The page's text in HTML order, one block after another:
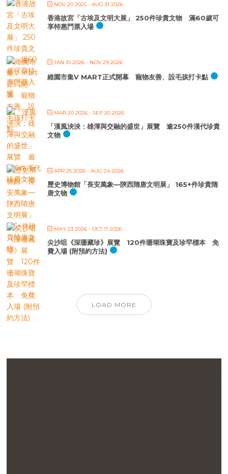
NOV 20 2025 - AUG 31 2026
香港故宮「古埃及文明大展」 250件珍貴文物 滿60歲可
享特惠門票入場
JAN 10 2026 - NOV 29 2026
維園市集V MART正式開幕 寵物友善、設毛孩打卡點
MAR 20 2026 - SEP 20 2026
「漢風泱泱：雄渾與交融的盛世」展覽 逾250件漢代珍貴
文物
APR 25 2026 - AUG 24 2026
歷史博物館「長安萬象—陝西隋唐文明展」 165+件珍貴隋
唐文物
MAY 23 2026 - OCT 11 2026
尖沙咀《深珊藏珍》展覽 120件珊瑚珠寶及珍罕標本 免
費入場 (附預約方法)
LOAD MORE